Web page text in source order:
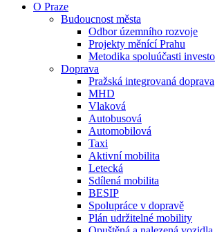
O Praze
Budoucnost města
Odbor územního rozvoje
Projekty měnící Prahu
Metodika spoluúčasti
Doprava
Pražská integrovaná doprava
MHD
Vlaková
Autobusová
Automobilová
Taxi
Aktivní mobilita
Letecká
Sdílená mobilita
BESIP
Spolupráce v dopravě
Plán udržitelné mobility